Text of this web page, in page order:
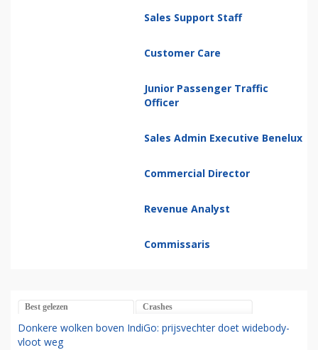
Sales Support Staff
Customer Care
Junior Passenger Traffic
Officer
Sales Admin Executive Benelux
Commercial Director
Revenue Analyst
Commissaris
Best gelezen Crashes
Donkere wolken boven IndiGo: prijsvechter doet widebody-
vloot weg